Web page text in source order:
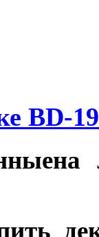
BD-